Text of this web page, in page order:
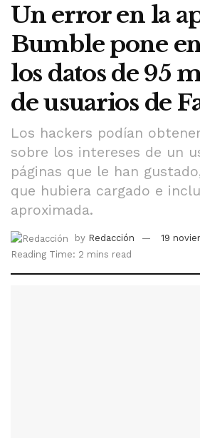
Un error en la
Bumble pone
los datos de 95
de usuarios de
Los hackers podían
sobre los intereses de un
páginas que le han
que hubiera cargado e
aproximada.
by Redacción
19
Reading Time: 2 mins read